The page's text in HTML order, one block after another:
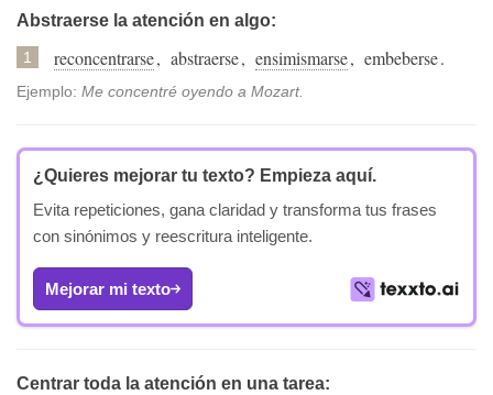
Temas populares
Temas recientes
Abstraerse la atención en algo:
1 reconcentrarse, abstraerse, ensimismarse, embeberse.
Ejemplo: Me concentré oyendo a Mozart.
¿Quieres mejorar tu texto? Empieza aquí.
Evita repeticiones, gana claridad y transforma tus frases
con sinónimos y reescritura inteligente.
Mejorar mi texto
Centrar toda la atención en una tarea: